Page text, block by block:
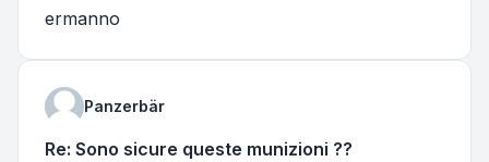
ermanno
Panzerbär
Re: Sono sicure queste munizioni ??